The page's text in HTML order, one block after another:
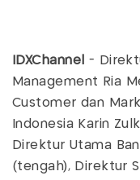
IDXChannel
-
Management Ria
Customer dan
Indonesia Karin
Direktur Utama
(tengah), Direktur